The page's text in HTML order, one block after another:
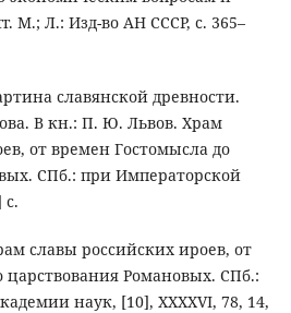
М.; Л.: Изд-во АН СССР, с. 365–
славянской древности.
В кн.: П. Ю. Львов. Храм
от времен Гостомысла до
СПб.: при Императорской
славы российских ироев, от
царствования Романовых. СПб.:
наук, [10], XXXXVI, 78, 14,